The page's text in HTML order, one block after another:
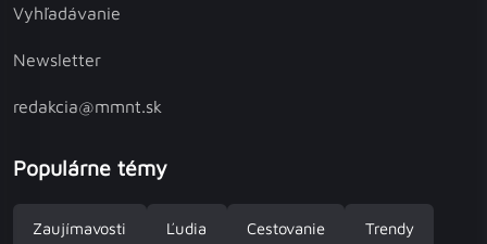
Vyhľadávanie
Newsletter
redakcia@mmnt.sk
Populárne témy
Zaujímavosti Ľudia Cestovanie Trendy